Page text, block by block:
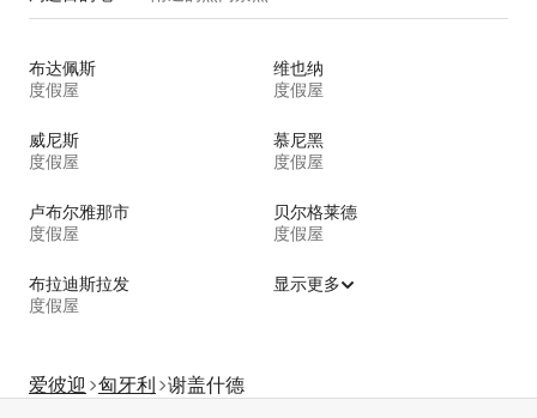
布达佩斯
度假屋
维也纳
度假屋
威尼斯
度假屋
慕尼黑
度假屋
卢布尔雅那市
度假屋
贝尔格莱德
度假屋
布拉迪斯拉发
度假屋
显示更多
爱彼迎 匈牙利 谢盖什德